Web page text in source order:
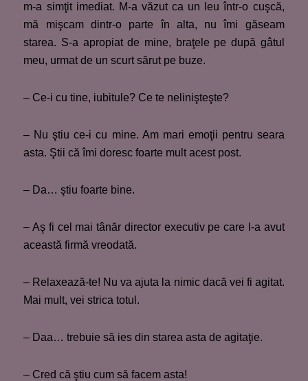
m-a simţit imediat. M-a văzut ca un leu într-o cuşcă,
mă mişcam dintr-o parte în alta, nu îmi găseam
starea. S-a apropiat de mine, braţele pe după gâtul
meu, urmat de un scurt sărut pe buze.
– Ce-i cu tine, iubitule? Ce te nelinişteşte?
– Nu ştiu ce-i cu mine. Am mari emoţii pentru seara
asta. Ştii că îmi doresc foarte mult acest post.
– Da… ştiu foarte bine.
– Aş fi cel mai tânăr director executiv pe care l-a avut
această firmă vreodată.
– Relaxează-te! Nu va ajuta la nimic dacă vei fi agitat.
Mai mult, vei strica totul.
– Daa… trebuie să ies din starea asta de agitaţie.
– Cred că ştiu cum să facem asta!